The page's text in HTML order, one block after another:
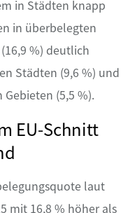
in Städten knapp
in überbelegten
%) deutlich
Städten (9,6 %) und
(5,5 %).
EU-Schnitt
laut
mit 16,8 % höher als